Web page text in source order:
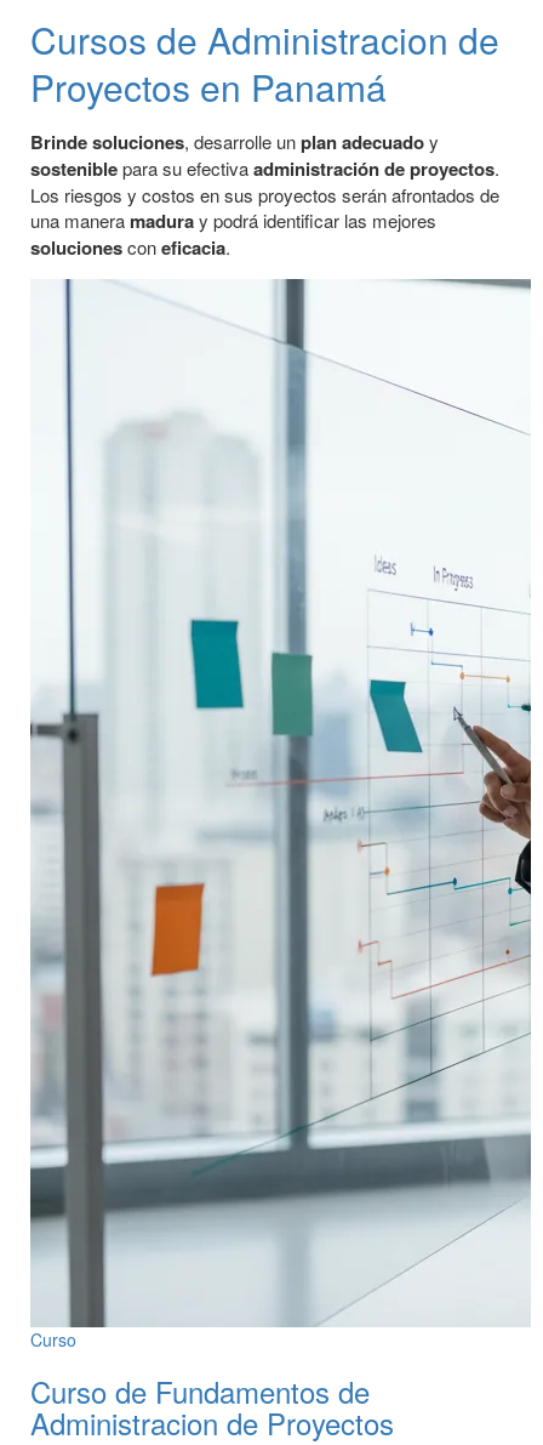
Cursos de Administracion de
Proyectos en Panamá
Brinde soluciones, desarrolle unplanadecuadoy
sosteniblepara su efectivaadministración de proyectos.
Los riesgos y costos en sus proyectos serán afrontados de
una manera maduray podrá identificar las mejores
solucionesconeficacia.
Curso
Curso de Fundamentos de
Administracion de Proyectos